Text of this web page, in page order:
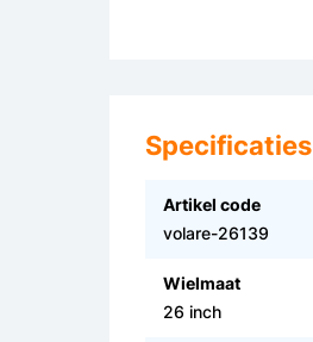
Specificaties
Artikel code
volare-26139
Wielmaat
26 inch